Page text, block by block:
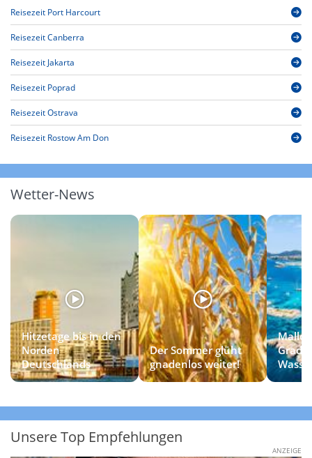
Reisezeit Port Harcourt
Reisezeit Canberra
Reisezeit Jakarta
Reisezeit Poprad
Reisezeit Ostrava
Reisezeit Rostow Am Don
Wetter-News
Hitzetage bis in den
Norden
Deutschlands
Der Sommer glüht
gnadenlos weiter!
Grad
Unsere Top Empfehlungen
ANZEIGE